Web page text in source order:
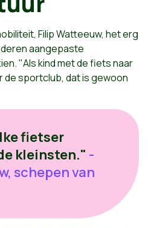
Filip Watteeuw, het erg
aangepaste
"Als kind met de fiets naar
de sportclub, dat is gewoon
fietser
kleinsten." -
schepen van